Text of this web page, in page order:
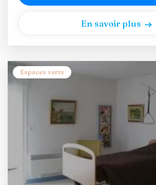
En savoir plus
Espaces verts